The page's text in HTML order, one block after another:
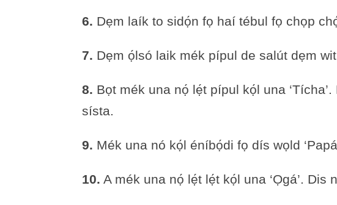
6. Dẹm laík to sidọ́n fọ haí tébul fọ chọp
7. Dẹm ọ́lsó laik mék pípul de salút dẹm
8. Bọt mék una nọ́ lẹ́t pípul kọ́l una
sísta.
9. Mék una nó kọ́l éníbọ́di fọ dís wọld
10. A mék una nọ́ lẹ́t lẹ́t kọ́l una ‘Ọgá’.